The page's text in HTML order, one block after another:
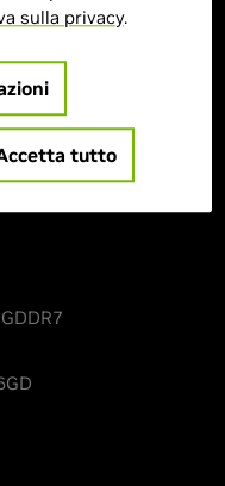
sulla privacy.
tutto